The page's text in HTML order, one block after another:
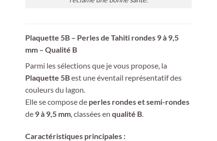
Plaquette 5B – Perles de Tahiti rondes 9 à 9,5
mm – Qualité B
Parmi les sélections que je vous propose, la
Plaquette 5Best une éventail représentatif des
couleurs du lagon.
Elle se compose de perles rondes et semi-rondes
de 9 à 9,5 mm, classées en qualité B.
Caractéristiques principales :